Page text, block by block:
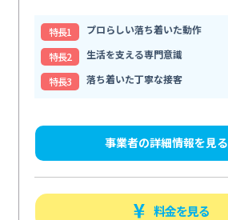
特⻑1
プロらしい落ち着いた動作
特⻑2
生活を支える専門意識
特⻑3
落ち着いた丁寧な接客
事業者の詳細情報を見る
料金を見る